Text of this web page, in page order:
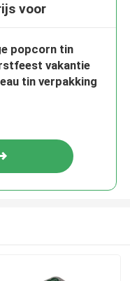
voor
popcorn tin
vakantie
tin verpakking